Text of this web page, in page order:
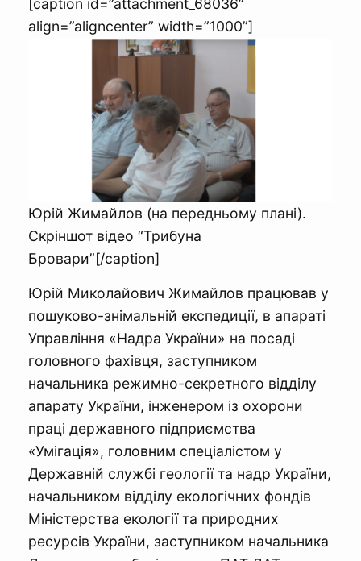
[caption id=”attachment_68036”
align=”aligncenter” width=”1000”]
Юрій Жимайлов (на передньому плані).
Скріншот відео “Трибуна
Бровари”[/caption]
Юрій Миколайович Жимайлов працював у
пошуково-знімальній експедиції, в апараті
Управління «Надра України» на посаді
головного фахівця, заступником
начальника режимно-секретного відділу
апарату України, інженером із охорони
праці державного підприємства
«Умігація», головним спеціалістом у
Державній службі геології та надр України,
начальником відділу екологічних фондів
Міністерства екології та природних
ресурсів України, заступником начальника